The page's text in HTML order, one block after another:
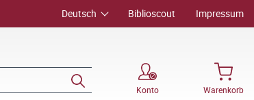
Deutsch Biblioscout Impressum
Konto Warenkorb